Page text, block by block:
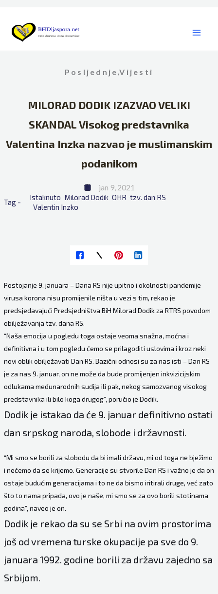
content
Posljednje ,Vijesti
MILORAD DODIK IZAZVAO VELIKI
SKANDAL Visokog predstavnika
Valentina Inzka nazvao je muslimanskim
podanikom
jan 9, 2021
Tag -
Istaknuto Milorad Dodik OHR tzv. dan RS
Valentin Inzko
Postojanje 9. januara – Dana RS nije upitno i okolnosti pandemije
virusa korona nisu promijenile ništa u vezi s tim, rekao je
predsjedavajući Predsjedništva BiH Milorad Dodik za RTRS povodom
obilježavanja tzv. dana RS.
“Naša emocija u pogledu toga ostaje veoma snažna, moćna i
definitivna i u tom pogledu ćemo se prilagoditi uslovima i kroz neki
novi oblik obilježavati Dan RS. Bazični odnosi su za nas isti – Dan RS
je za nas 9. januar, on ne može da bude promijenjen inkvizicijskim
odlukama međunarodnih sudija ili pak, nekog samozvanog visokog
predstavnika ili bilo koga drugog”, poručio je Dodik.
Dodik je istakao da će 9. januar definitivno ostati
dan srpskog naroda, slobode i državnosti.
“Mi smo se borili za slobodu da bi imali državu, mi od toga ne bježimo
i nećemo da se krijemo. Generacije su stvorile Dan RS i važno je da on
ostaje budućim generacijama i to ne da bismo iritirali druge, već zato
što to nama pripada, ovo je naše, mi smo se za ovo borili stotinama
godina”, naveo je on.
Dodik je rekao da su se Srbi na ovim prostorima
još od vremena turske okupacije pa sve do 9.
januara 1992. godine borili za državu zajedno sa
Srbijom.